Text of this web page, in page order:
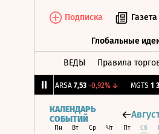
Подписка Газета
Глобальные
ВЕДЫ Правила
ARSA 7,53 -0,92%↓ MGTS 1
КАЛЕНДАРЬ
СОБЫТИЙ
Пн Вт Ср Чт Пт Сб